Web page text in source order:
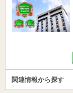
関連情報から探す